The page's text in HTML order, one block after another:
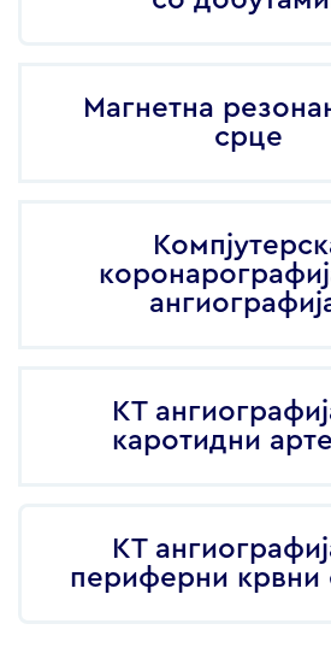
Магнетна
срце
КТ
каротидни
КТ
периферни крвни